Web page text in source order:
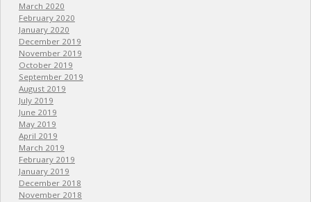
March 2020
February 2020
January 2020
December 2019
November 2019
October 2019
September 2019
August 2019
July 2019
June 2019
May 2019
April 2019
March 2019
February 2019
January 2019
December 2018
November 2018